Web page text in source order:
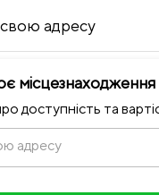
місцезнаходження
доступність та
адресу